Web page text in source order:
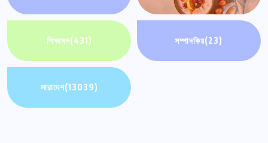
শিক্ষাঙ্গন(431) সম্পাদকিয়(23)
সারাদেশ(13039)